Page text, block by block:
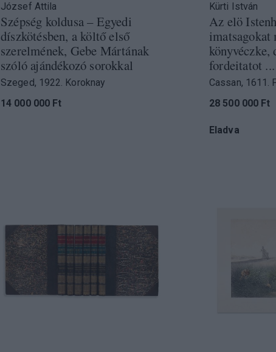
József Attila
Szépség koldusa – Egyedi
díszkötésben, a költő első
szerelmének, Gebe Mártának
szóló ajándékozó sorokkal
Szeged, 1922. Koroknay
14 000 000 Ft
Kürti István
Az elö
imatsagokat
könyvéczke,
fordeitatot
Cassan, 1611.
28 500 000 Ft
Eladva